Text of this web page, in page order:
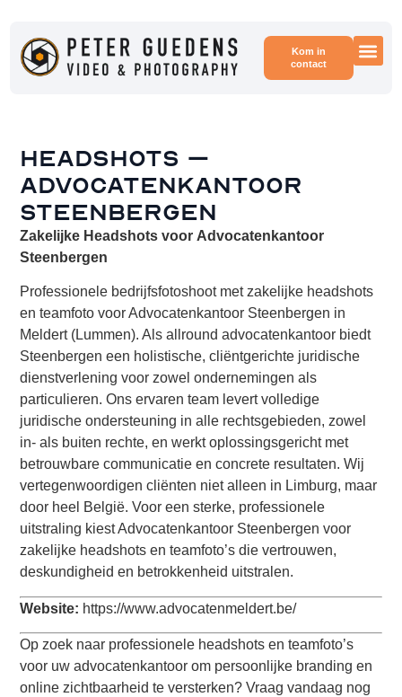
Kom in
contact
Headshots –
Advocatenkantoor
Steenbergen
Zakelijke Headshots voor Advocatenkantoor
Steenbergen
Professionele bedrijfsfotoshoot met zakelijke headshots
en teamfoto voor Advocatenkantoor Steenbergen in
Meldert (Lummen). Als allround advocatenkantoor biedt
Steenbergen een holistische, cliëntgerichte juridische
dienstverlening voor zowel ondernemingen als
particulieren. Ons ervaren team levert volledige
juridische ondersteuning in alle rechtsgebieden, zowel
in- als buiten rechte, en werkt oplossingsgericht met
betrouwbare communicatie en concrete resultaten. Wij
vertegenwoordigen cliënten niet alleen in Limburg, maar
door heel België. Voor een sterke, professionele
uitstraling kiest Advocatenkantoor Steenbergen voor
zakelijke headshots en teamfoto’s die vertrouwen,
deskundigheid en betrokkenheid uitstralen.
Website: https://www.advocatenmeldert.be/
Op zoek naar professionele headshots en teamfoto’s
voor uw advocatenkantoor om persoonlijke branding en
online zichtbaarheid te versterken? Vraag vandaag nog